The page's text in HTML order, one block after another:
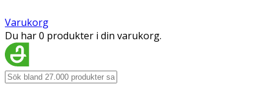
Varukorg
Du har 0 produkter i din varukorg.